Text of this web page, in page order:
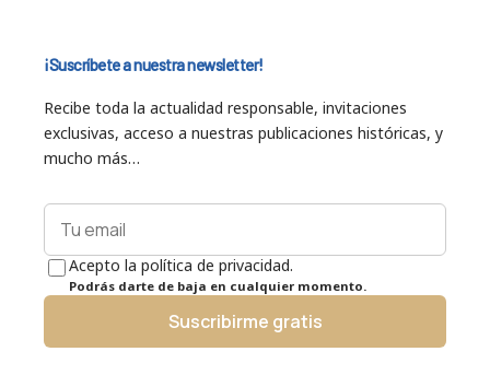
¡Suscríbete a nuestra newsletter!
Recibe toda la actualidad responsable, invitaciones
exclusivas, acceso a nuestras publicaciones históricas, y
mucho más…
Acepto la política de privacidad.
Podrás darte de baja en cualquier momento.
Suscribirme gratis